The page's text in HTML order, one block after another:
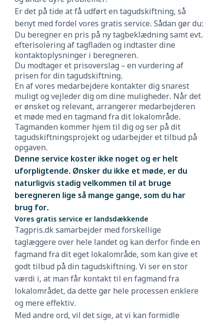
Er det på tide at få udført en tagudskiftning, så
benyt med fordel vores gratis service. Sådan gør du:
Du beregner en pris på ny tagbeklædning samt evt.
efterisolering af tagfladen og indtaster dine
kontaktoplysninger i beregneren.
Du modtager et prisoverslag – en vurdering af
prisen for din tagudskiftning.
En af vores medarbejdere kontakter dig snarest
muligt og vejleder dig om dine muligheder. Når det
er ønsket og relevant, arrangerer medarbejderen
et møde med en tagmand fra dit lokalområde.
Tagmanden kommer hjem til dig og ser på dit
tagudskiftningsprojekt og udarbejder et tilbud på
opgaven.
Denne service koster ikke noget og er helt
uforpligtende. Ønsker du ikke et møde, er du
naturligvis stadig velkommen til at bruge
beregneren lige så mange gange, som du har
brug for.
Vores gratis service er landsdækkende
Tagpris.dk samarbejder med forskellige
taglæggere over hele landet og kan derfor finde en
fagmand fra dit eget lokalområde, som kan give et
godt tilbud på din tagudskiftning. Vi ser en stor
værdi i, at man får kontakt til en fagmand fra
lokalområdet, da dette gør hele processen enklere
og mere effektiv.
Med andre ord, vil det sige, at vi kan formidle